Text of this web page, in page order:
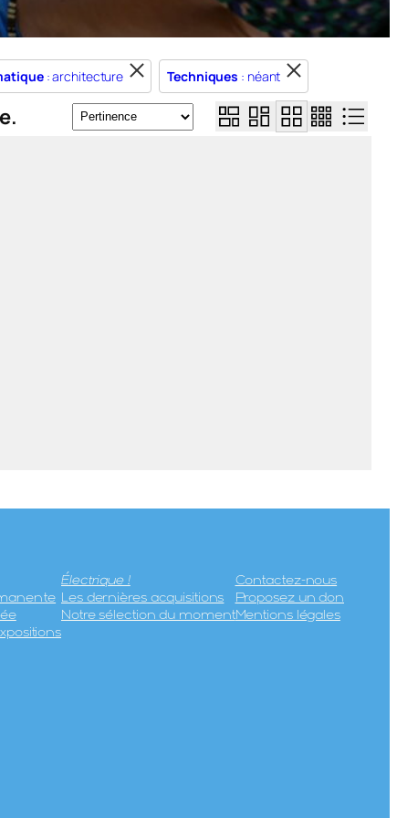
: architecture Techniques : néant
Électrique !
Les dernières acquisitions
Notre sélection du moment
Contactez-nous
Proposez un don
Mentions légales